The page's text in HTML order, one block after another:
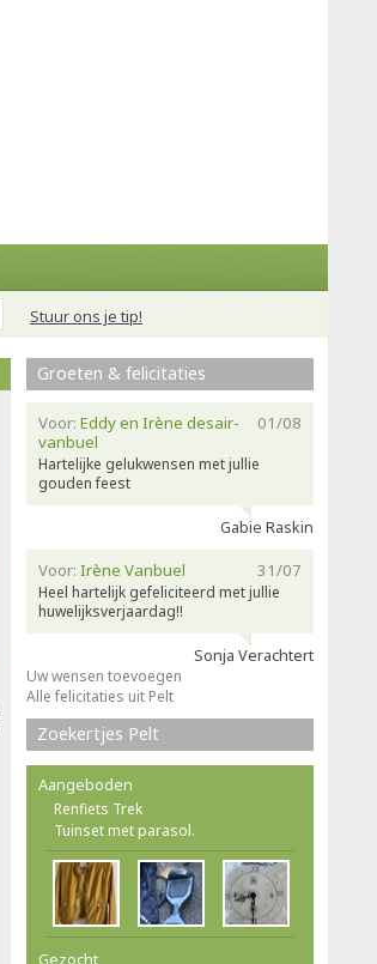
Stuur ons je tip!
Groeten & felicitaties
01/08
Voor: Eddy en Irène desair-
vanbuel
Hartelijke gelukwensen met jullie
gouden feest
Gabie Raskin
31/07
Voor: Irène Vanbuel
Heel hartelijk gefeliciteerd met jullie
huwelijksverjaardag!!
Sonja Verachtert
Uw wensen toevoegen
Alle felicitaties uit Pelt
Zoekertjes Pelt
Aangeboden
Renfiets Trek
Tuinset met parasol.
Gezocht